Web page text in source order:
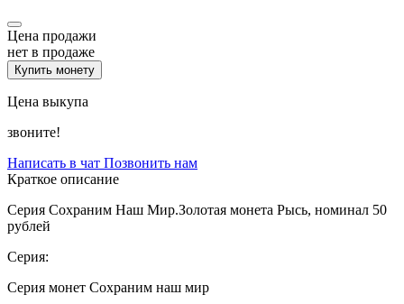
Цена продажи
нет в продаже
Купить монету
Цена выкупа
звоните!
Написать в чат Позвонить нам
Краткое описание
Серия Сохраним Наш Мир.Золотая монета Рысь, номинал 50
рублей
Серия:
Серия монет Сохраним наш мир